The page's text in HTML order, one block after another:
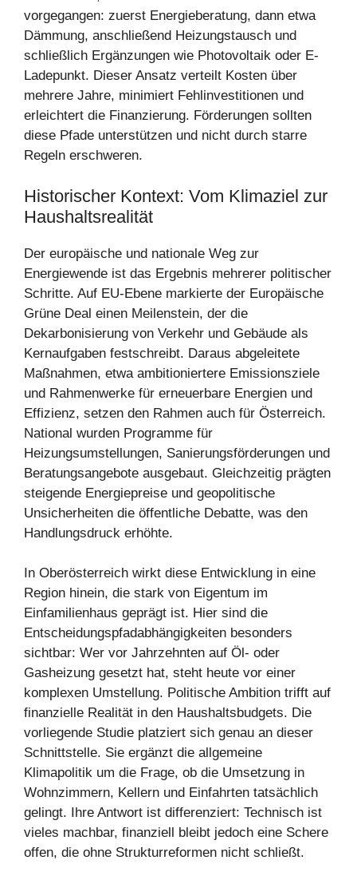
vorgegangen: zuerst Energieberatung, dann etwa
Dämmung, anschließend Heizungstausch und
schließlich Ergänzungen wie Photovoltaik oder E-
Ladepunkt. Dieser Ansatz verteilt Kosten über
mehrere Jahre, minimiert Fehlinvestitionen und
erleichtert die Finanzierung. Förderungen sollten
diese Pfade unterstützen und nicht durch starre
Regeln erschweren.
Historischer Kontext: Vom Klimaziel zur
Haushaltsrealität
Der europäische und nationale Weg zur
Energiewende ist das Ergebnis mehrerer politischer
Schritte. Auf EU-Ebene markierte der Europäische
Grüne Deal einen Meilenstein, der die
Dekarbonisierung von Verkehr und Gebäude als
Kernaufgaben festschreibt. Daraus abgeleitete
Maßnahmen, etwa ambitioniertere Emissionsziele
und Rahmenwerke für erneuerbare Energien und
Effizienz, setzen den Rahmen auch für Österreich.
National wurden Programme für
Heizungsumstellungen, Sanierungsförderungen und
Beratungsangebote ausgebaut. Gleichzeitig prägten
steigende Energiepreise und geopolitische
Unsicherheiten die öffentliche Debatte, was den
Handlungsdruck erhöhte.
In Oberösterreich wirkt diese Entwicklung in eine
Region hinein, die stark von Eigentum im
Einfamilienhaus geprägt ist. Hier sind die
Entscheidungspfadabhängigkeiten besonders
sichtbar: Wer vor Jahrzehnten auf Öl- oder
Gasheizung gesetzt hat, steht heute vor einer
komplexen Umstellung. Politische Ambition trifft auf
finanzielle Realität in den Haushaltsbudgets. Die
vorliegende Studie platziert sich genau an dieser
Schnittstelle. Sie ergänzt die allgemeine
Klimapolitik um die Frage, ob die Umsetzung in
Wohnzimmern, Kellern und Einfahrten tatsächlich
gelingt. Ihre Antwort ist differenziert: Technisch ist
vieles machbar, finanziell bleibt jedoch eine Schere
offen, die ohne Strukturreformen nicht schließt.